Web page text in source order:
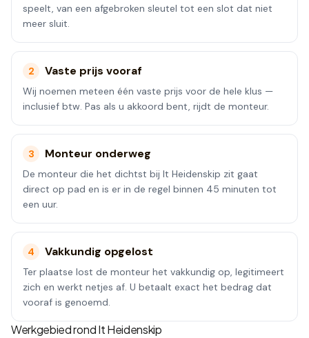
speelt, van een afgebroken sleutel tot een slot dat niet
meer sluit.
2 Vaste prijs vooraf
Wij noemen meteen één vaste prijs voor de hele klus —
inclusief btw. Pas als u akkoord bent, rijdt de monteur.
3 Monteur onderweg
De monteur die het dichtst bij It Heidenskip zit gaat
direct op pad en is er in de regel binnen 45 minuten tot
een uur.
4 Vakkundig opgelost
Ter plaatse lost de monteur het vakkundig op, legitimeert
zich en werkt netjes af. U betaalt exact het bedrag dat
vooraf is genoemd.
Werkgebied rondIt Heidenskip